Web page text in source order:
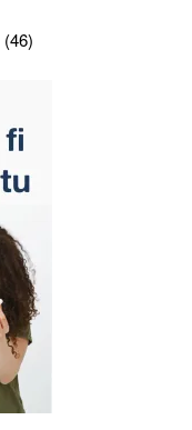
(46)